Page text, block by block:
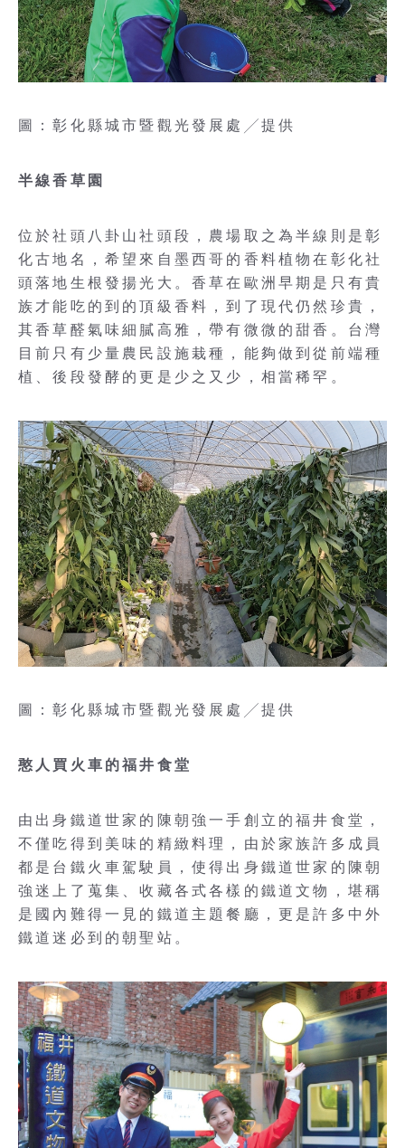
圖：彰化縣城市暨觀光發展處╱提供
半線香草園
位於社頭八卦山社頭段，農場取之為半線則是彰
化古地名，希望來自墨西哥的香料植物在彰化社
頭落地生根發揚光大。香草在歐洲早期是只有貴
族才能吃的到的頂級香料，到了現代仍然珍貴，
其香草醛氣味細膩高雅，帶有微微的甜香。台灣
目前只有少量農民設施栽種，能夠做到從前端種
植、後段發酵的更是少之又少，相當稀罕。
圖：彰化縣城市暨觀光發展處╱提供
憨人買火車的福井食堂
由出身鐵道世家的陳朝強一手創立的福井食堂，
不僅吃得到美味的精緻料理，由於家族許多成員
都是台鐵火車駕駛員，使得出身鐵道世家的陳朝
強迷上了蒐集、收藏各式各樣的鐵道文物，堪稱
是國內難得一見的鐵道主題餐廳，更是許多中外
鐵道迷必到的朝聖站。